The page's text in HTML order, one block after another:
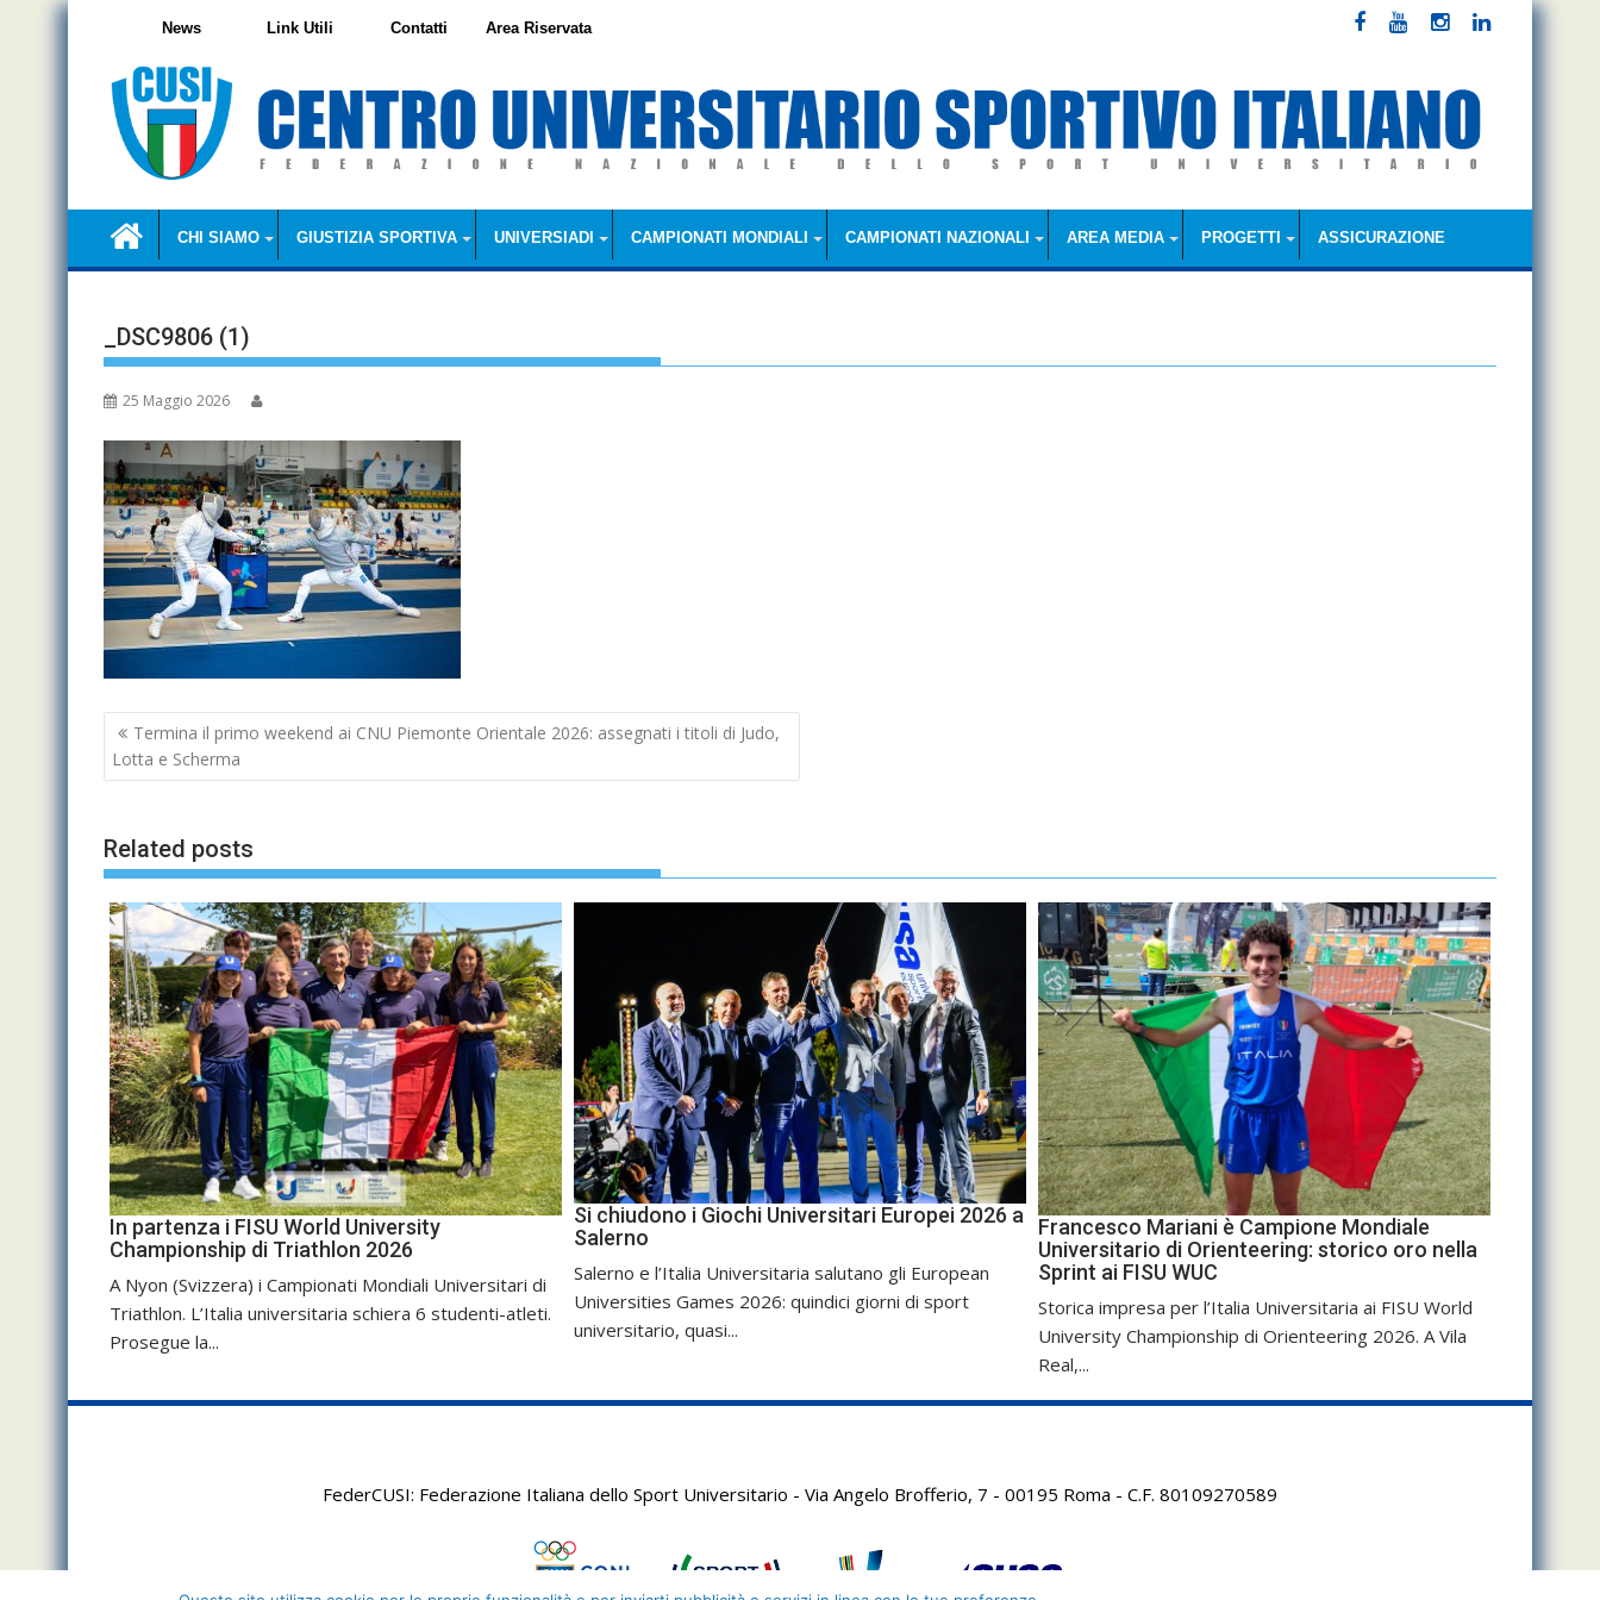
Skip
CHI SIAMO GIUSTIZIA SPORTIVA UNIVERSIADI CAMPIONATI MONDIALI CAMPIONATI NAZIONALI AREA MEDIA PROGETTI ASSICURAZIONE
News Link Utili Contatti Area Riservata
_DSC9806 (1)
25 Maggio 2026
Navigazione
articoli
Termina il primo weekend ai CNU Piemonte Orientale 2026: assegnati i titoli di Judo,
Lotta e Scherma
Related posts
In partenza i FISU World University
Championship di Triathlon 2026
A Nyon (Svizzera) i Campionati Mondiali Universitari di
Triathlon. L’Italia universitaria schiera 6 studenti-atleti.
Prosegue la...
Si chiudono i Giochi Universitari Europei 2026 a
Salerno
Salerno e l’Italia Universitaria salutano gli European
Universities Games 2026: quindici giorni di sport
universitario, quasi...
Francesco Mariani è Campione Mondiale
Universitario di Orienteering: storico oro nella
Sprint ai FISU WUC
Storica impresa per l’Italia Universitaria ai FISU World
University Championship di Orienteering 2026. A Vila
Real,...
FederCUSI: Federazione Italiana dello Sport Universitario - Via Angelo Brofferio, 7 - 00195 Roma - C.F. 80109270589